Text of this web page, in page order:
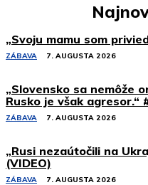
„Svoju mamu som
ZÁBAVA 7. AUGUSTA 2026
„Slovensko sa nemôže
Rusko je však agresor.“
ZÁBAVA 7. AUGUSTA 2026
„Rusi nezaútočili na
(VIDEO)
ZÁBAVA 7. AUGUSTA 2026